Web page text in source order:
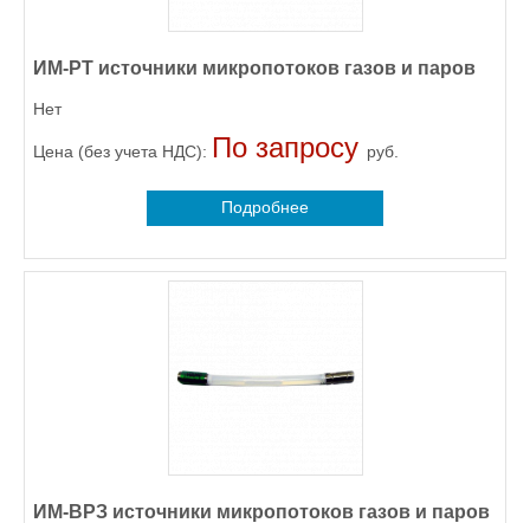
ИМ-РТ источники микропотоков газов и паров
Нет
Цена (без учета НДС): По запросу руб.
Подробнее
ИМ-ВРЗ источники микропотоков газов и паров